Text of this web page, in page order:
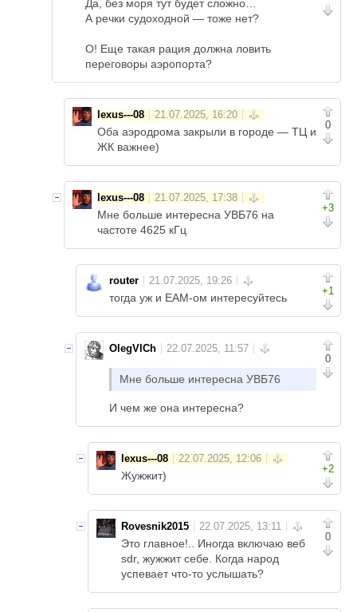
Да, без моря тут будет сложно…
А речки судоходной — тоже нет?
О! Еще такая рация должна ловить
переговоры аэропорта?
0
lexus---08
Оба аэродрома закрыли в городе — ТЦ и
ЖК важнее)
+3
lexus---08
Мне больше интересна УВБ76 на
частоте 4625 кГц
+1
router
тогда уж и EAM-ом интересуйтесь
0
OlegVlCh
Мне больше интересна УВБ76
И чем же она интересна?
+2
lexus---08
Жужжит)
0
Rovesnik2015
Это главное!.. Иногда включаю веб
sdr, жужжит себе. Когда народ
успевает что-то услышать?